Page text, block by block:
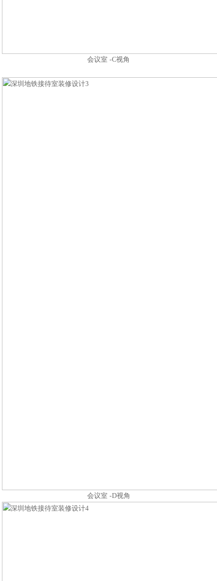
会议室 -C视角
会议室 -D视角